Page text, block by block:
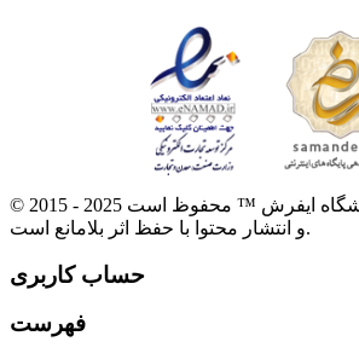
© 2015 - 2025 تمام حقوق برای فروشگاه ایفرش ™ محفوظ است
و انتشار محتوا با حفظ اثر بلامانع است.
حساب کاربری
فهرست